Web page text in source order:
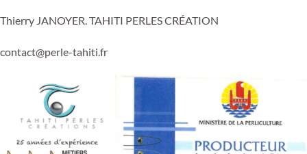
Thierry JANOYER. TAHITI PERLES CRÉATION
contact@perle-tahiti.fr